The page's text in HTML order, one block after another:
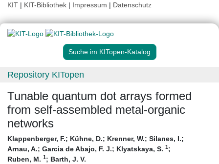
KIT | KIT-Bibliothek | Impressum | Datenschutz
Suche im KITopen-Katalog
Repository KITopen
Tunable quantum dot arrays formed
from self-assembled metal-organic
networks
Klappenberger, F.; Kühne, D.; Krenner, W.; Silanes, I.;
Arnau, A.; Garcia de Abajo, F. J.; Klyatskaya, S. 1;
Ruben, M. 1; Barth, J. V.